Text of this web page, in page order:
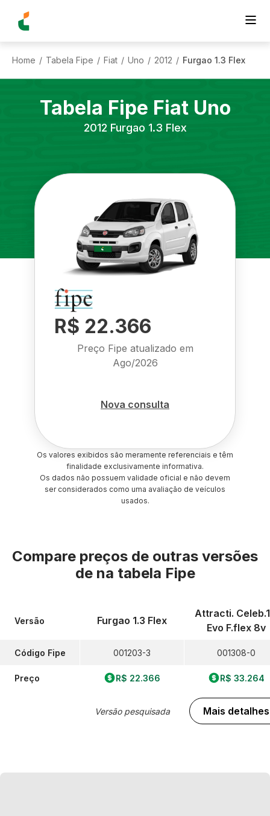
Home / Tabela Fipe / Fiat / Uno / 2012 / Furgao 1.3 Flex
Tabela Fipe Fiat Uno
2012 Furgao 1.3 Flex
R$ 22.366
Preço Fipe atualizado em
Ago/2026
Nova consulta
Os valores exibidos são meramente referenciais e têm
finalidade exclusivamente informativa.
Os dados não possuem validade oficial e não devem
ser considerados como uma avaliação de veículos
usados.
Compare preços de outras versões
de na tabela Fipe
Versão
Código Fipe
Preço
Furgao 1.3 Flex
001203-3
R$ 22.366
Versão pesquisada
Attracti.
Evo F.flex 8v
001308-0
R$ 33.264
Mais detalhes